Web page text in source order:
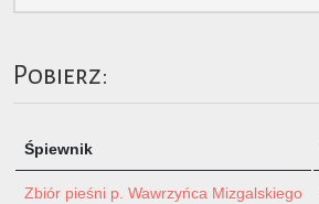
Pobierz:
Śpiewnik
Zbiór pieśni p. Wawrzyńca Mizgalskiego